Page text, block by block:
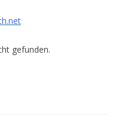
gefunden.